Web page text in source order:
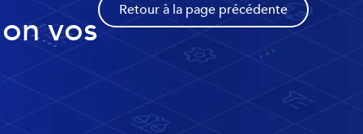
vos
Retour à la page précédente